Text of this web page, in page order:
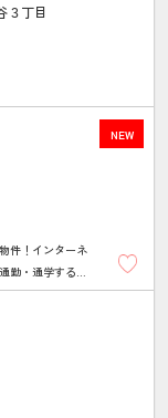
３丁目
NEW
件！インターネ
・通学する方
もおススメ♪